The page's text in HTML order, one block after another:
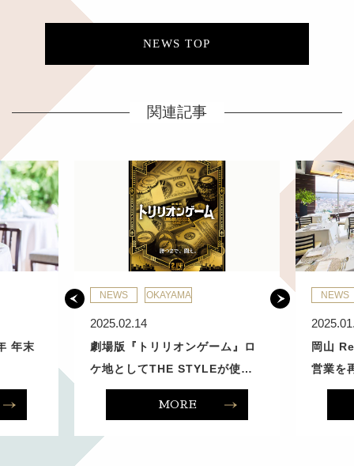
NEWS TOP
関連記事
年末
NEWS OKAYAMA
2025.02.14
劇場版『トリリオンゲーム』ロ
ケ地としてTHE STYLEが使…
MORE
NEWS
岡山
営業を